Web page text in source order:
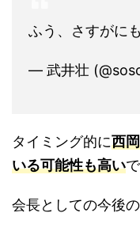
ふう、さすがに
— 武井壮
タイミング的に西
いる可能性も高い
会長としての今後